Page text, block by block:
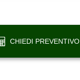
CHIEDI PREVENTIVO